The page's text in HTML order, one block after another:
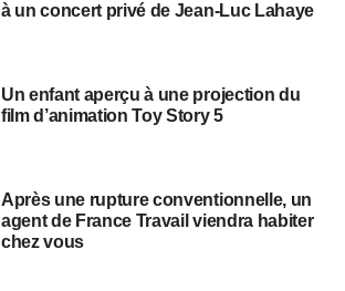
à un concert privé de Jean-Luc Lahaye
Un enfant aperçu à une projection du
film d’animation Toy Story 5
Après une rupture conventionnelle, un
agent de France Travail viendra habiter
chez vous